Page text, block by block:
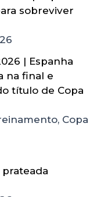
sobreviver
| Espanha
na final e
título de Copa
Copa
prateada